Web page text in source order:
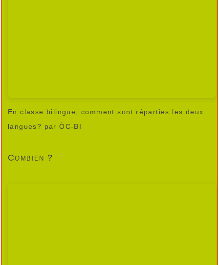
En classe bilingue, comment sont réparties les deux
langues? par ÒC-BI
Combien ?